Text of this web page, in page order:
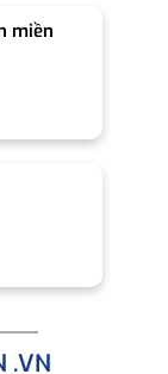
miền
.VN